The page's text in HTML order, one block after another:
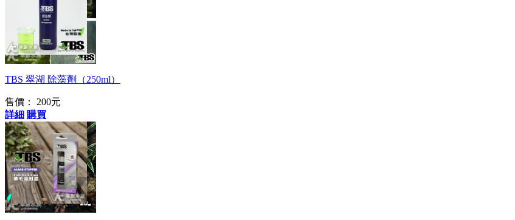
特殊配方，可殺藍綠
藻！
TBS 翠湖 除藻劑（250ml）
售價：
200元
詳細 購買
強力驅逐黑毛！